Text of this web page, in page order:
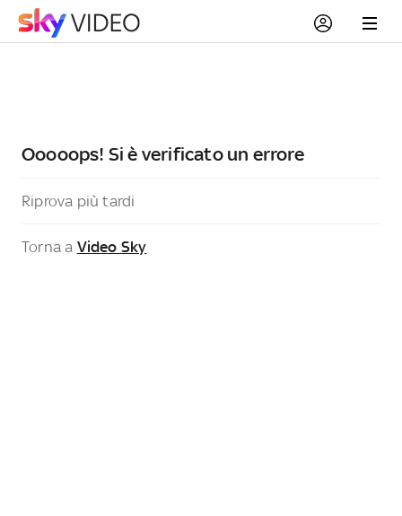
Ooooops! Si è verificato un errore
Riprova più tardi
Torna a Video Sky